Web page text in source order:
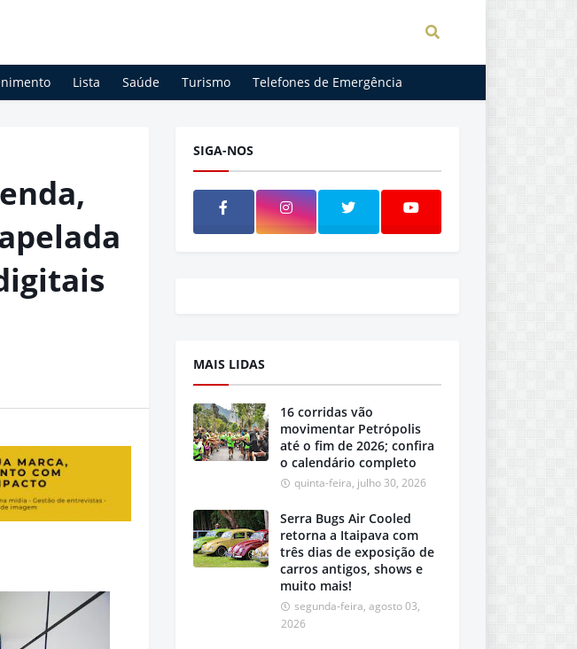
Lista Saúde Turismo Telefones de Emergência
SIGA-NOS
MAIS LIDAS
16 corridas vão
movimentar Petrópolis
até o fim de 2026; confira
o calendário completo
quinta-feira, julho 30, 2026
Serra Bugs Air Cooled
retorna a Itaipava com
três dias de exposição de
carros antigos, shows e
muito mais!
segunda-feira, agosto 03,
2026